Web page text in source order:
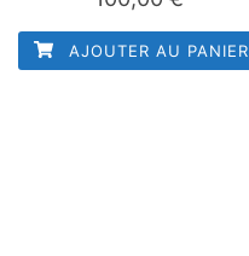
AJOUTER AU PANIER